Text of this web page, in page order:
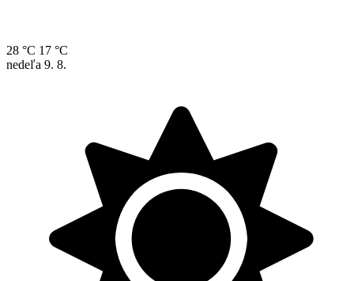
28 °C 17 °C
nedeľa 9. 8.